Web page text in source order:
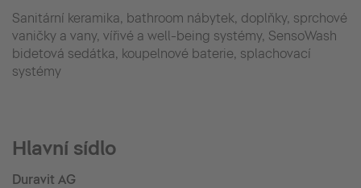
Sanitární keramika, bathroom nábytek, doplňky, sprchové
vaničky a vany, vířivé a well-being systémy, SensoWash
bidetová sedátka, koupelnové baterie, splachovací
systémy
Hlavní sídlo
Duravit AG